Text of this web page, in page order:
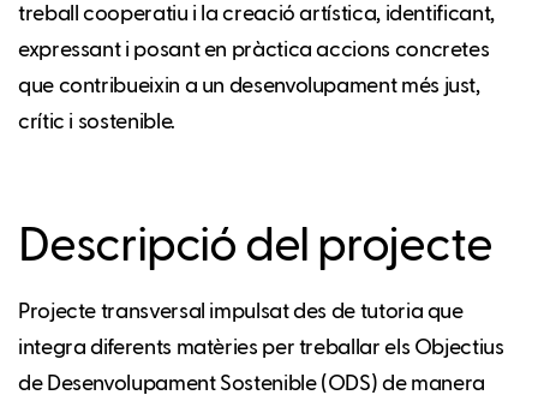
treball cooperatiu i la creació artística, identificant,
expressant i posant en pràctica accions concretes
que contribueixin a un desenvolupament més just,
crític i sostenible.
Descripció del projecte
Projecte transversal impulsat des de tutoria que
integra diferents matèries per treballar els Objectius
de Desenvolupament Sostenible (ODS) de manera